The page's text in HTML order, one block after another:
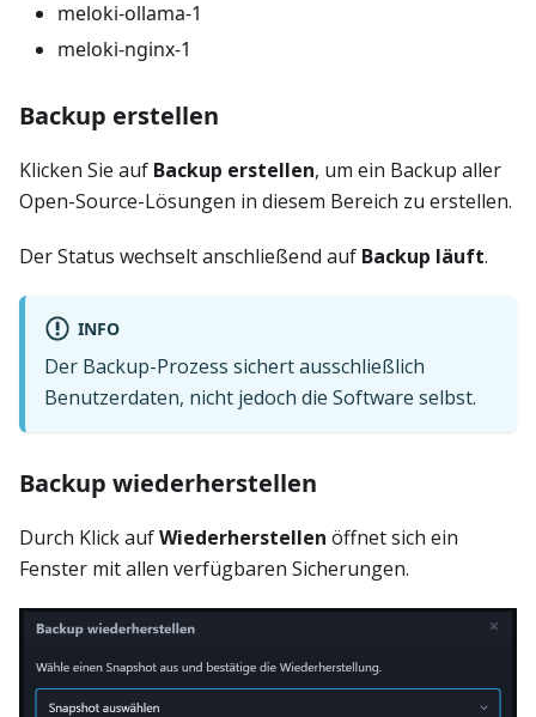
meloki-ollama-1
meloki-nginx-1
Backup erstellen
Klicken Sie auf Backup erstellen, um ein Backup aller
Open-Source-Lösungen in diesem Bereich zu erstellen.
Der Status wechselt anschließend auf Backup läuft.
INFO
Der Backup-Prozess sichert ausschließlich
Benutzerdaten, nicht jedoch die Software selbst.
Backup wiederherstellen
Durch Klick aufWiederherstellen öffnet sich ein
Fenster mit allen verfügbaren Sicherungen.